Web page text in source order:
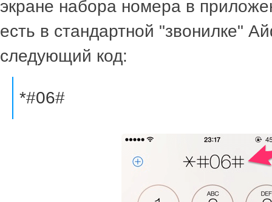
экране набора номера в
есть в стандартной "звонилке"
следующий код:
*#06#